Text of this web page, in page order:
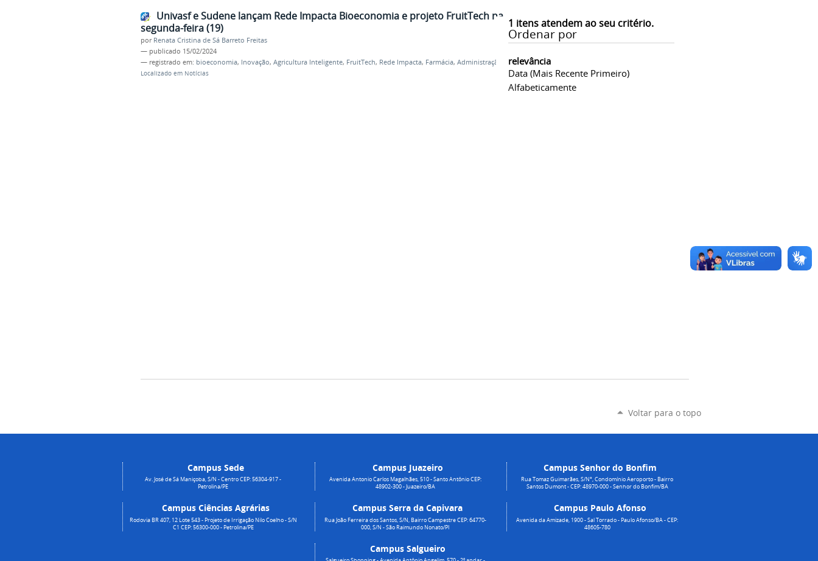
1 itens atendem ao seu critério.
Ordenar por
relevância
Data (mais Recente Primeiro)
Alfabeticamente
Univasf e Sudene lançam Rede Impacta Bioeconomia e projeto FruitTech na
segunda-feira (19)
por Renata Cristina de Sá Barreto Freitas
— publicado 15/02/2024
— registrado em: bioeconomia, Inovação, Agricultura Inteligente, FruitTech, Rede Impacta, Farmácia, Administração
Localizado em Notícias
Voltar para o topo
Campus Sede
Av. José de Sá Maniçoba, S/N - Centro CEP: 56304-917 -
Petrolina/PE
Campus Ciências Agrárias
Rodovia BR 407, 12 Lote 543 - Projeto de Irrigação Nilo Coelho - S/N
C1 CEP: 56300-000 - Petrolina/PE
Campus Juazeiro
Avenida Antonio Carlos Magalhães, 510 - Santo Antônio CEP:
48902-300 - Juazeiro/BA
Campus Serra da Capivara
Rua João Ferreira dos Santos, S/N, Bairro Campestre CEP: 64770-
000, S/N - São Raimundo Nonato/PI
Campus Salgueiro
Campus Senhor do Bonfim
Rua Tomaz Guimarães, S/N°, Condomínio Aeroporto - Bairro
Santos Dumont - CEP: 48970-000 - Senhor do Bonfim/BA
Campus Paulo Afonso
Avenida da Amizade, 1900 - Sal Torrado - Paulo Afonso/BA - CEP:
48605-780